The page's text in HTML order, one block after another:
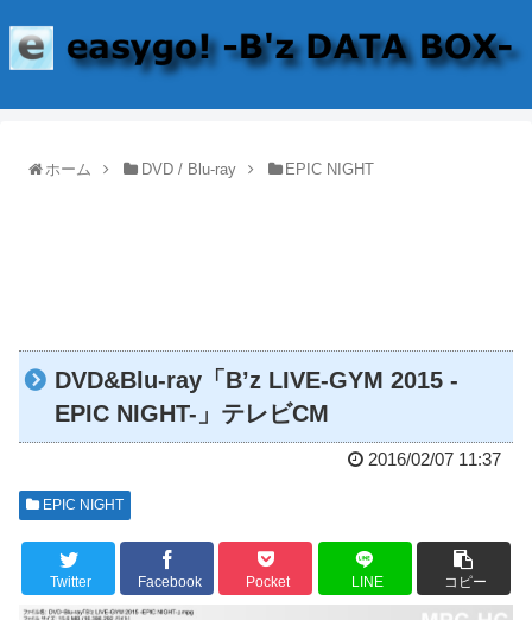
ホーム DVD / Blu-ray EPIC NIGHT
DVD&Blu-ray「B’z LIVE-GYM 2015 -
EPIC NIGHT-」テレビCM
2016/02/07 11:37
EPIC NIGHT
Twitter Facebook Pocket LINE コピー